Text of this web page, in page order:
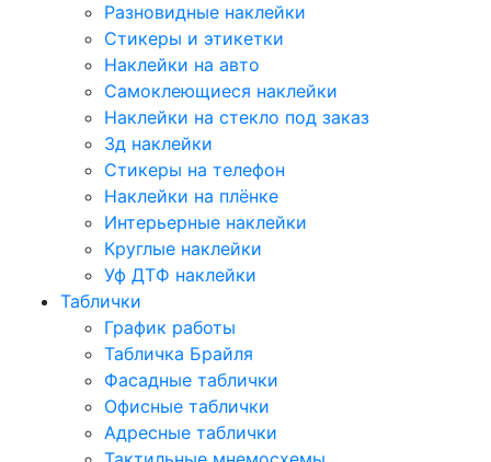
Разновидные наклейки
Стикеры и этикетки
Наклейки на авто
Самоклеющиеся наклейки
Наклейки на стекло под заказ
3д наклейки
Cтикеры на телефон
Наклейки на плёнке
Интерьерные наклейки
Круглые наклейки
Уф ДТФ наклейки
Таблички
График работы
Табличка Брайля
Фасадные таблички
Офисные таблички
Адресные таблички